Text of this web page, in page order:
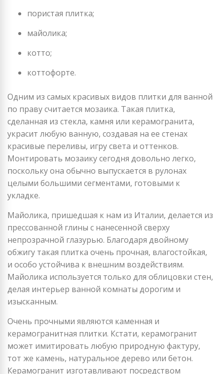
пористая плитка;
майолика;
котто;
коттофорте.
Одним из самых красивых видов плитки для ванной
по праву считается мозаика. Такая плитка,
сделанная из стекла, камня или керамогранита,
украсит любую ванную, создавая на ее стенах
красивые переливы, игру света и оттенков.
Монтировать мозаику сегодня довольно легко,
поскольку она обычно выпускается в рулонах
целыми большими сегментами, готовыми к
укладке.
Майолика, пришедшая к нам из Италии, делается из
прессованной глины с нанесенной сверху
непрозрачной глазурью. Благодаря двойному
обжигу такая плитка очень прочная, влагостойкая,
и особо устойчива к внешним воздействиям.
Майолика используется только для облицовки стен,
делая интерьер ванной комнаты дорогим и
изысканным.
Очень прочными являются каменная и
керамогранитная плитки. Кстати, керамогранит
может имитировать любую природную фактуру,
тот же камень, натуральное дерево или бетон.
Керамогранит изготавливают посредством